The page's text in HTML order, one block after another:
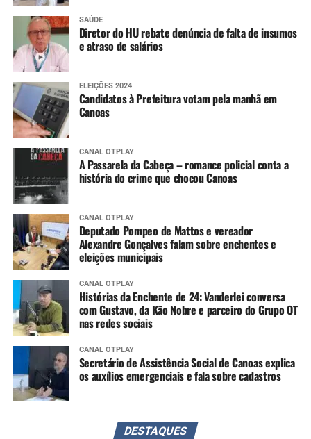
SAÚDE
Diretor do HU rebate denúncia de falta de insumos
e atraso de salários
ELEIÇÕES 2024
Candidatos à Prefeitura votam pela manhã em
Canoas
CANAL OTPLAY
A Passarela da Cabeça – romance policial conta a
história do crime que chocou Canoas
CANAL OTPLAY
Deputado Pompeo de Mattos e vereador
Alexandre Gonçalves falam sobre enchentes e
eleições municipais
CANAL OTPLAY
Histórias da Enchente de 24: Vanderlei conversa
com Gustavo, da Kão Nobre e parceiro do Grupo OT
nas redes sociais
CANAL OTPLAY
Secretário de Assistência Social de Canoas explica
os auxílios emergenciais e fala sobre cadastros
DESTAQUES